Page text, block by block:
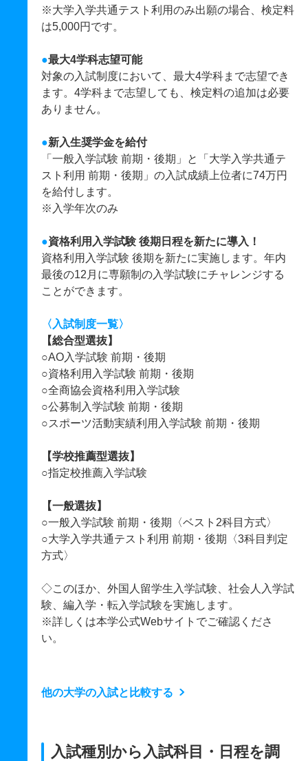
※大学入学共通テスト利用のみ出願の場合、検定料
は5,000円です。
●最大4学科志望可能
対象の入試制度において、最大4学科まで志望でき
ます。4学科まで志望しても、検定料の追加は必要
ありません。
●新入生奨学金を給付
「一般入学試験 前期・後期」と「大学入学共通テ
スト利用 前期・後期」の入試成績上位者に74万円
を給付します。
※入学年次のみ
●資格利用入学試験 後期日程を新たに導入！
資格利用入学試験 後期を新たに実施します。年内
最後の12月に専願制の入学試験にチャレンジする
ことができます。
〈入試制度一覧〉
【総合型選抜】
○AO入学試験 前期・後期
○資格利用入学試験 前期・後期
○全商協会資格利用入学試験
○公募制入学試験 前期・後期
○スポーツ活動実績利用入学試験 前期・後期
【学校推薦型選抜】
○指定校推薦入学試験
【一般選抜】
○一般入学試験 前期・後期〈ベスト2科目方式〉
○大学入学共通テスト利用 前期・後期〈3科目判定
方式〉
◇このほか、外国人留学生入学試験、社会人入学試
験、編入学・転入学試験を実施します。
※詳しくは本学公式Webサイトでご確認くださ
い。
他の大学の入試と比較する
入試種別から入試科目・日程を調